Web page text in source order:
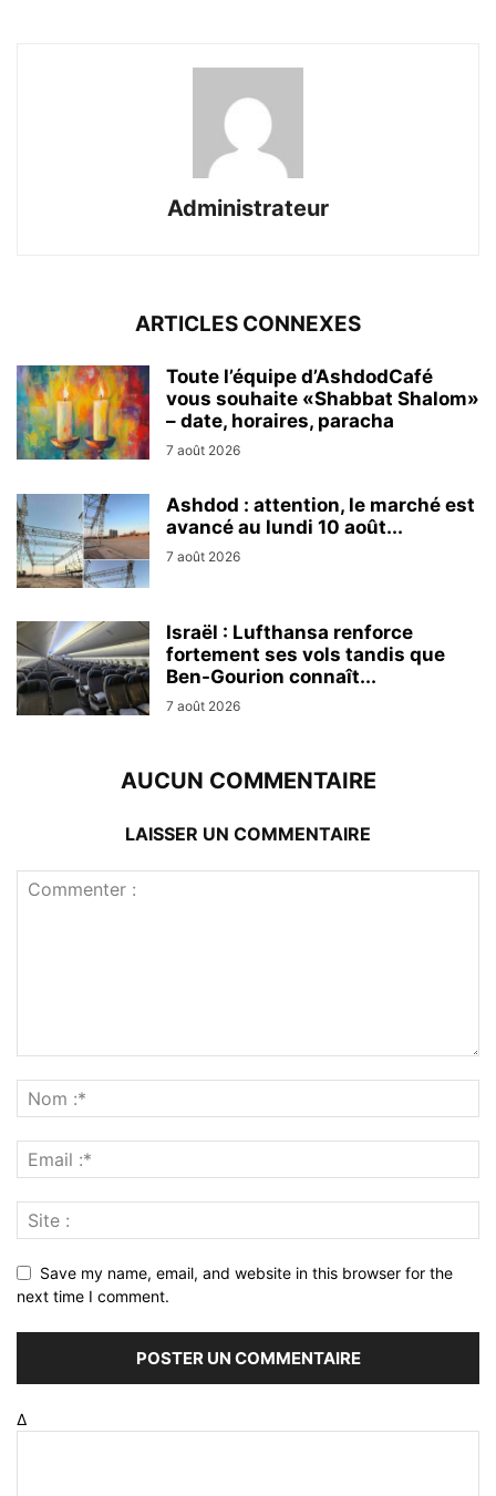
Administrateur
ARTICLES CONNEXES
Toute l’équipe d’AshdodCafé
vous souhaite «Shabbat Shalom»
– date, horaires, paracha
7 août 2026
Ashdod : attention, le marché est
avancé au lundi 10 août...
7 août 2026
Israël : Lufthansa renforce
fortement ses vols tandis que
Ben-Gourion connaît...
7 août 2026
AUCUN COMMENTAIRE
LAISSER UN COMMENTAIRE
Save my name, email, and website in this browser for the
next time I comment.
Δ